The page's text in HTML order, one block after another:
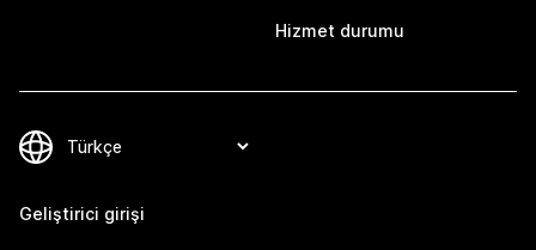
Hizmet durumu
Geliştirici girişi